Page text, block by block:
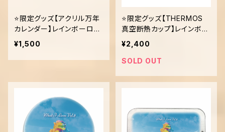
⭐️限定グッズ【アクリル万年
カレンダー】レインボーロー
ズ
¥1,500
⭐️限定グッズ【THERMOS
真空断熱カップ】レインボー
ローズ
¥2,400
SOLD OUT